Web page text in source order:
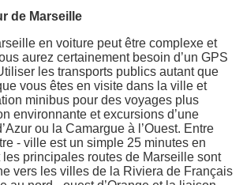
de Marseille
en voiture peut être complexe et
aurez certainement besoin d’un GPS
les transports publics autant que
vous êtes en visite dans la ville et
minibus pour des voyages plus
environnante et excursions d’une
ou la Camargue à l’Ouest. Entre
- ville est un simple 25 minutes en
les principales routes de Marseille sont
vers les villes de la Riviera de Français